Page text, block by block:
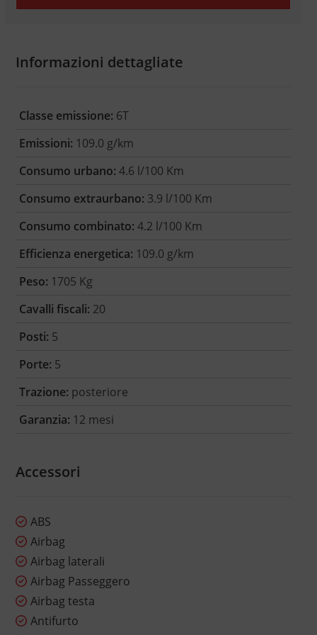
Informazioni dettagliate
Classe emissione: 6T
Emissioni: 109.0 g/km
Consumo urbano: 4.6 l/100 Km
Consumo extraurbano: 3.9 l/100 Km
Consumo combinato: 4.2 l/100 Km
Efficienza energetica: 109.0 g/km
Peso: 1705 Kg
Cavalli fiscali: 20
Posti: 5
Porte: 5
Trazione: posteriore
Garanzia: 12 mesi
Accessori
ABS
Airbag
Airbag laterali
Airbag Passeggero
Airbag testa
Antifurto